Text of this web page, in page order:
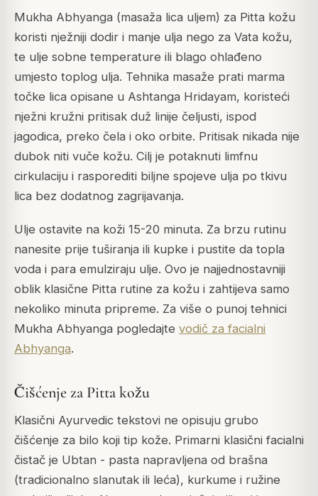
Mukha Abhyanga (masaža lica uljem) za Pitta kožu
koristi nježniji dodir i manje ulja nego za Vata kožu,
te ulje sobne temperature ili blago ohlađeno
umjesto toplog ulja. Tehnika masaže prati marma
točke lica opisane u Ashtanga Hridayam, koristeći
nježni kružni pritisak duž linije čeljusti, ispod
jagodica, preko čela i oko orbite. Pritisak nikada nije
dubok niti vuče kožu. Cilj je potaknuti limfnu
cirkulaciju i rasporediti biljne spojeve ulja po tkivu
lica bez dodatnog zagrijavanja.
Ulje ostavite na koži 15-20 minuta. Za brzu rutinu
nanesite prije tuširanja ili kupke i pustite da topla
voda i para emulziraju ulje. Ovo je najjednostavniji
oblik klasične Pitta rutine za kožu i zahtijeva samo
nekoliko minuta pripreme. Za više o punoj tehnici
Mukha Abhyanga pogledajte vodič za facialni
Abhyanga.
Čišćenje za Pitta kožu
Klasični Ayurvedic tekstovi ne opisuju grubo
čišćenje za bilo koji tip kože. Primarni klasični facialni
čistač je Ubtan - pasta napravljena od brašna
(tradicionalno slanutak ili leća), kurkume i ružine